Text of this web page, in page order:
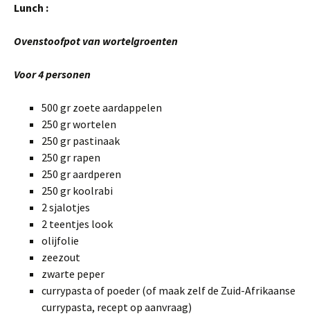
Lunch :
Ovenstoofpot van wortelgroenten
Voor 4 personen
500 gr zoete aardappelen
250 gr wortelen
250 gr pastinaak
250 gr rapen
250 gr aardperen
250 gr koolrabi
2 sjalotjes
2 teentjes look
olijfolie
zeezout
zwarte peper
currypasta of poeder (of maak zelf de Zuid-Afrikaanse
currypasta, recept op aanvraag)